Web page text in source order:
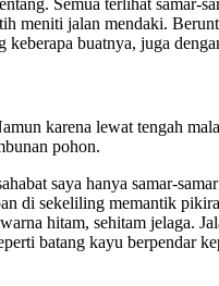
meniti jalan mendaki.
buatnya, juga
karena lewat tengah
pohon.
saya hanya samar-
di sekeliling memantik
hitam, sehitam jelaga.
batang kayu berpendar